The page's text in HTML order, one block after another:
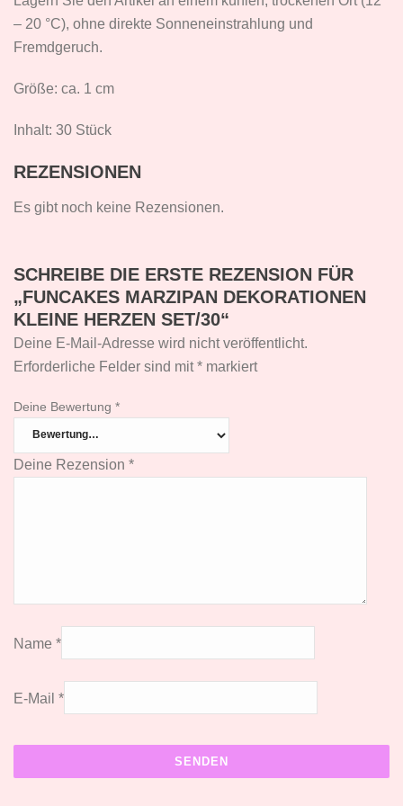
– 20 °C), ohne direkte Sonneneinstrahlung und
Fremdgeruch.
Größe: ca. 1 cm
Inhalt: 30 Stück
REZENSIONEN
Es gibt noch keine Rezensionen.
SCHREIBE DIE ERSTE REZENSION FÜR
„FUNCAKES MARZIPAN DEKORATIONEN
KLEINE HERZEN SET/30“
Deine E-Mail-Adresse wird nicht veröffentlicht.
Erforderliche Felder sind mit* markiert
Deine Bewertung *
Deine Rezension *
Name *
E-Mail *